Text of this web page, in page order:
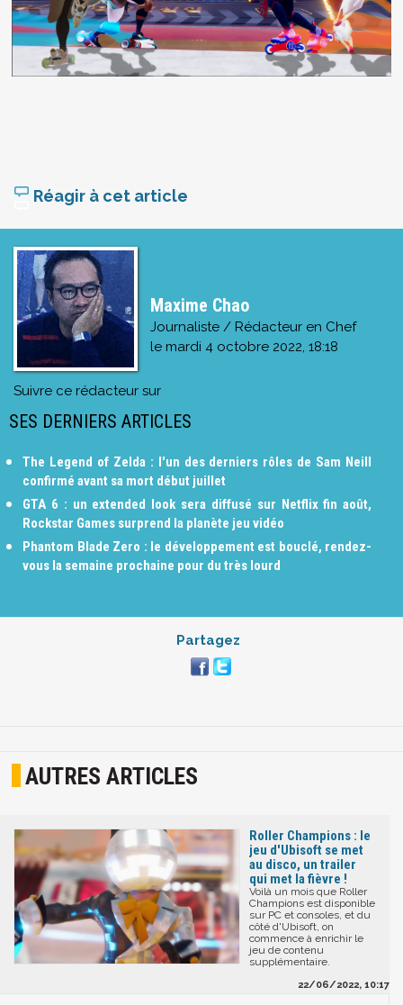
Réagir à cet article
Maxime Chao
Journaliste / Rédacteur en Chef
le mardi 4 octobre 2022, 18:18
Suivre ce rédacteur sur
SES DERNIERS ARTICLES
The Legend of Zelda : l'un des derniers rôles de Sam Neill
confirmé avant sa mort début juillet
GTA 6 : un extended look sera diffusé sur Netflix fin août,
Rockstar Games surprend la planète jeu vidéo
Phantom Blade Zero : le développement est bouclé, rendez-
vous la semaine prochaine pour du très lourd
Partagez
AUTRES ARTICLES
Roller Champions : le
jeu d'Ubisoft se met
au disco, un trailer
qui met la fièvre !
Voilà un mois que Roller
Champions est disponible
sur PC et consoles, et du
côté d'Ubisoft, on
commence à enrichir le
jeu de contenu
supplémentaire.
22/06/2022, 10:17